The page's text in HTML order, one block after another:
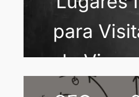
para
de